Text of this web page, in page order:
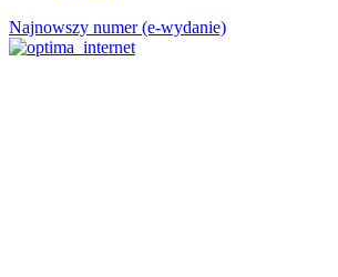
Najnowszy numer (e-wydanie)